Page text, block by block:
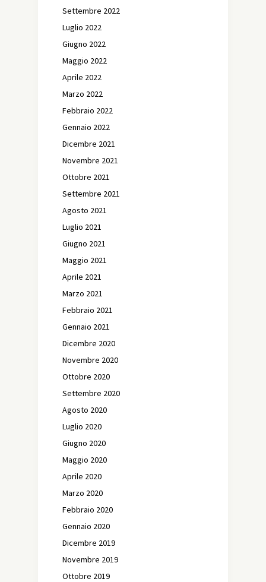
Settembre 2022
Luglio 2022
Giugno 2022
Maggio 2022
Aprile 2022
Marzo 2022
Febbraio 2022
Gennaio 2022
Dicembre 2021
Novembre 2021
Ottobre 2021
Settembre 2021
Agosto 2021
Luglio 2021
Giugno 2021
Maggio 2021
Aprile 2021
Marzo 2021
Febbraio 2021
Gennaio 2021
Dicembre 2020
Novembre 2020
Ottobre 2020
Settembre 2020
Agosto 2020
Luglio 2020
Giugno 2020
Maggio 2020
Aprile 2020
Marzo 2020
Febbraio 2020
Gennaio 2020
Dicembre 2019
Novembre 2019
Ottobre 2019